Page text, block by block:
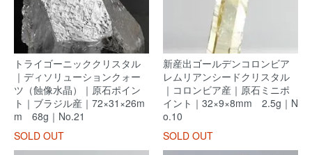
トライゴーニッククリスタル
｜ディソリューションクォー
ツ（蝕像水晶）｜原石ポイン
ト｜ブラジル産｜72×31×26m
m 68g｜No.21
SOLD OUT
新産出ゴールデンコロンビア
レムリアンシードクリスタル
｜コロンビア産｜原石ミニポ
イント｜32×9×8mm 2.5g｜N
o.10
SOLD OUT